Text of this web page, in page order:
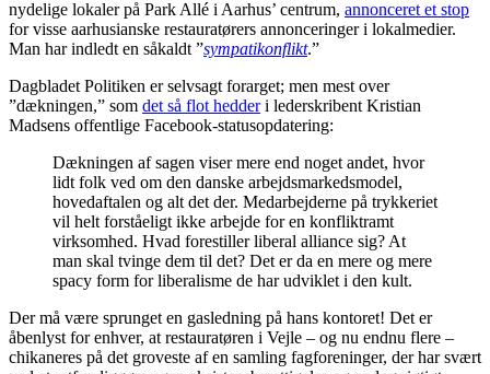
nydelige lokaler på Park Allé i Aarhus’ centrum, annonceret et stop
for visse aarhusianske restauratørers annonceringer i lokalmedier.
Man har indledt en såkaldt ”sympatikonflikt.”
Dagbladet Politiken er selvsagt forarget; men mest over
”dækningen,” som det så flot hedderi lederskribent Kristian
Madsens offentlige Facebook-statusopdatering:
Dækningen af sagen viser mere end noget andet, hvor
lidt folk ved om den danske arbejdsmarkedsmodel,
hovedaftalen og alt det der. Medarbejderne på trykkeriet
vil helt forståeligt ikke arbejde for en konfliktramt
virksomhed. Hvad forestiller liberal alliance sig? At
man skal tvinge dem til det? Det er da en mere og mere
spacy form for liberalisme de har udviklet i den kult.
Der må være sprunget en gasledning på hans kontoret! Det er
åbenlyst for enhver, at restauratøren i Vejle – og nu endnu flere –
chikaneres på det groveste af en samling fagforeninger, der har svært